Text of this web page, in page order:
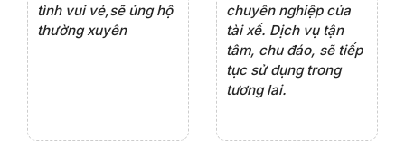
tình vui vẻ,sẽ ủng hộ
thường xuyên
chuyên nghiệp của
tài xế. Dịch vụ tận
tâm, chu đáo, sẽ tiếp
tục sử dụng trong
tương lai.